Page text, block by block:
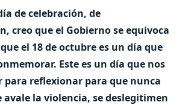
de celebración, de
creo que el Gobierno se equivoca
el 18 de octubre es un día que
Este es un día que nos
para reflexionar para que nunca
avale la violencia, se deslegitimen